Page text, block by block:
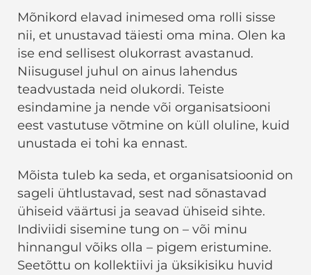
Mõnikord elavad inimesed oma rolli sisse
nii, et unustavad täiesti oma mina. Olen ka
ise end sellisest olukorrast avastanud.
Niisugusel juhul on ainus lahendus
teadvustada neid olukordi. Teiste
esindamine ja nende või organisatsiooni
eest vastutuse võtmine on küll oluline, kuid
unustada ei tohi ka ennast.
Mõista tuleb ka seda, et organisatsioonid on
sageli ühtlustavad, sest nad sõnastavad
ühiseid väärtusi ja seavad ühiseid sihte.
Indiviidi sisemine tung on – või minu
hinnangul võiks olla – pigem eristumine.
Seetõttu on kollektiivi ja üksikisiku huvid